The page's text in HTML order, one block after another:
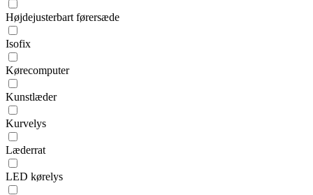
Højdejusterbart førersæde
Isofix
Kørecomputer
Kunstlæder
Kurvelys
Læderrat
LED kørelys